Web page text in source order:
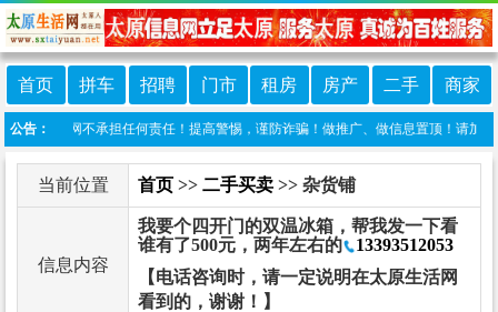
首页 拼车 招聘 门市 租房 房产 二手 商家
公告：
原生活网不承担任何责任！提高警惕，谨防诈骗！做推广、做信息置顶！请加太原
当前位置 首页 >> 二手买卖 >> 杂货铺
信息内容
我要个四开门的双温冰箱，帮我发一下看
谁有了500元，两年左右的
13393512053
【电话咨询时，请一定说明在太原生活网
看到的，谢谢！】